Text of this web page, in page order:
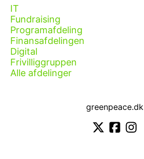
IT
Fundraising
Programafdeling
Finansafdelingen
Digital
Frivilliggruppen
Alle afdelinger
greenpeace.dk